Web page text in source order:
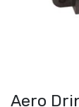
Aero